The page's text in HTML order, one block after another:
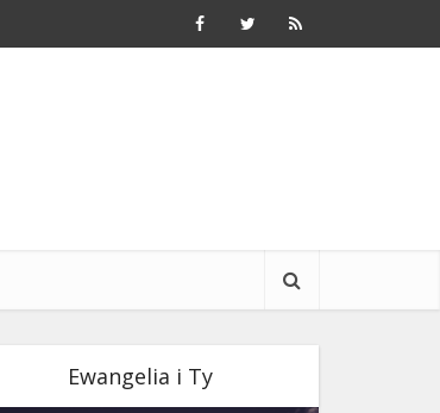
Ewangelia i Ty